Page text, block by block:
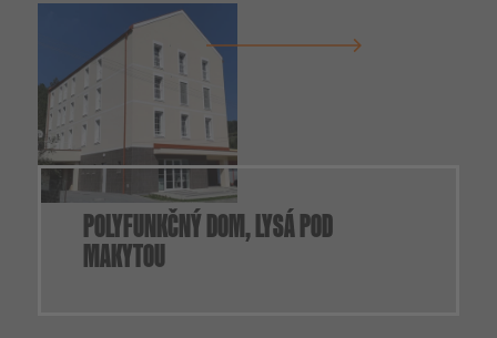
POLYFUNKČNÝ DOM, LYSÁ POD
MAKYTOU